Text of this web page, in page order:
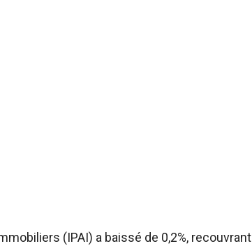
(IPAI) a baissé de 0,2%, recouvrant